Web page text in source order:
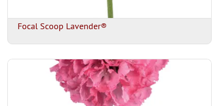
Focal Scoop Lavender®